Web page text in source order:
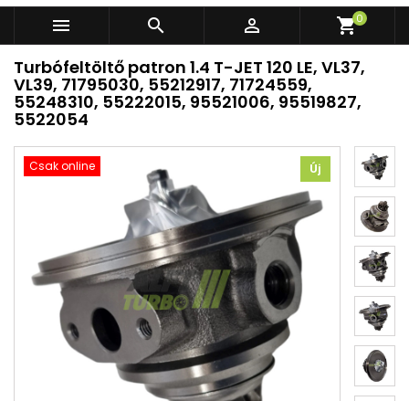
   shopping_cart0
Turbófeltöltő patron 1.4 T-JET 120 LE, VL37,
VL39, 71795030, 55212917, 71724559,
55248310, 55222015, 95521006, 95519827,
5522054
Csak online Új